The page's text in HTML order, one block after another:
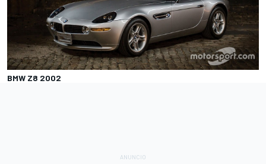
BMW Z8 2002